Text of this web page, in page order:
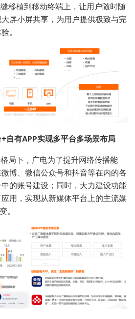
移植到移动终端上，让用户随时随
屏小屏共享，为用户提供极致与完
。
自有APP实现多平台多场景布局
局下，广电为了提升网络传播能
博、微信公众号和抖音等在内的各
的账号建设；同时，大力建设功能
用，实现从新媒体平台上的主流媒
。